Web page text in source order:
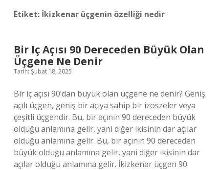
Etiket: İkizkenar üçgenin özelliği nedir
Bir Iç Açısı 90 Dereceden Büyük Olan
Üçgene Ne Denir
Tarih: Şubat 18, 2025
Bir iç açısı 90’dan büyük olan üçgene ne denir? Geniş
açılı üçgen, geniş bir açıya sahip bir izoszeler veya
çeşitli üçgendir. Bu, bir açının 90 dereceden büyük
olduğu anlamına gelir, yani diğer ikisinin dar açılar
olduğu anlamına gelir. Bu, bir açının 90 dereceden
büyük olduğu anlamına gelir, yani diğer ikisinin dar
açılar olduğu anlamına gelir. İkizkenar üçgen 90